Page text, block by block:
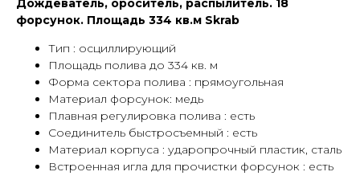
Дождеватель, ороситель, распылитель. 18
форсунок. Площадь 334 кв.м Skrab
Тип : осциллирующий
Площадь полива до 334 кв. м
Форма сектора полива : прямоугольная
Материал форсунок: медь
Плавная регулировка полива : есть
Соединитель быстросъемный : есть
Материал корпуса : ударопрочный пластик, сталь
Встроенная игла для прочистки форсунок : есть